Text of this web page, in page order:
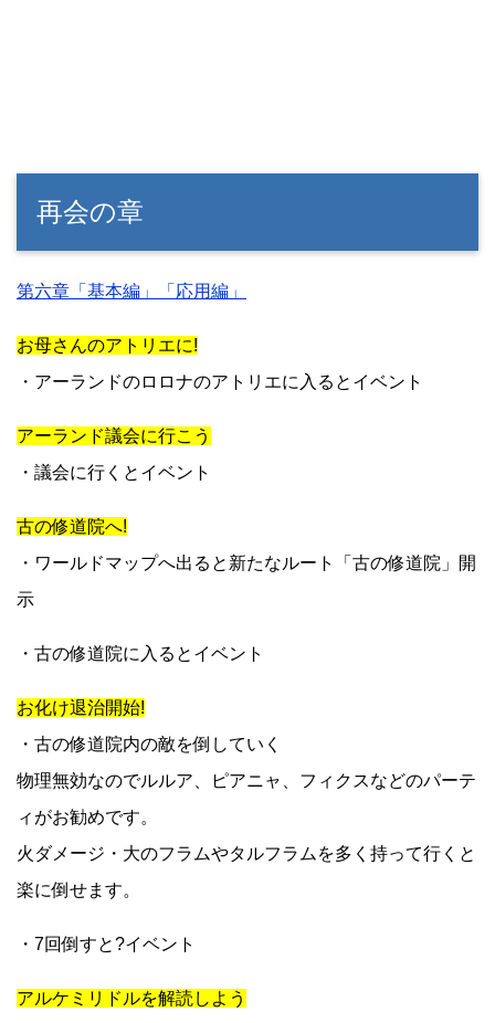
再会の章
第六章「基本編」「応用編」
お母さんのアトリエに!
・アーランドのロロナのアトリエに入るとイベント
アーランド議会に行こう
・議会に行くとイベント
古の修道院へ!
・ワールドマップへ出ると新たなルート「古の修道院」開
示
・古の修道院に入るとイベント
お化け退治開始!
・古の修道院内の敵を倒していく
物理無効なのでルルア、ピアニャ、フィクスなどのパーテ
ィがお勧めです。
火ダメージ・大のフラムやタルフラムを多く持って行くと
楽に倒せます。
・7回倒すと?イベント
アルケミリドルを解読しよう